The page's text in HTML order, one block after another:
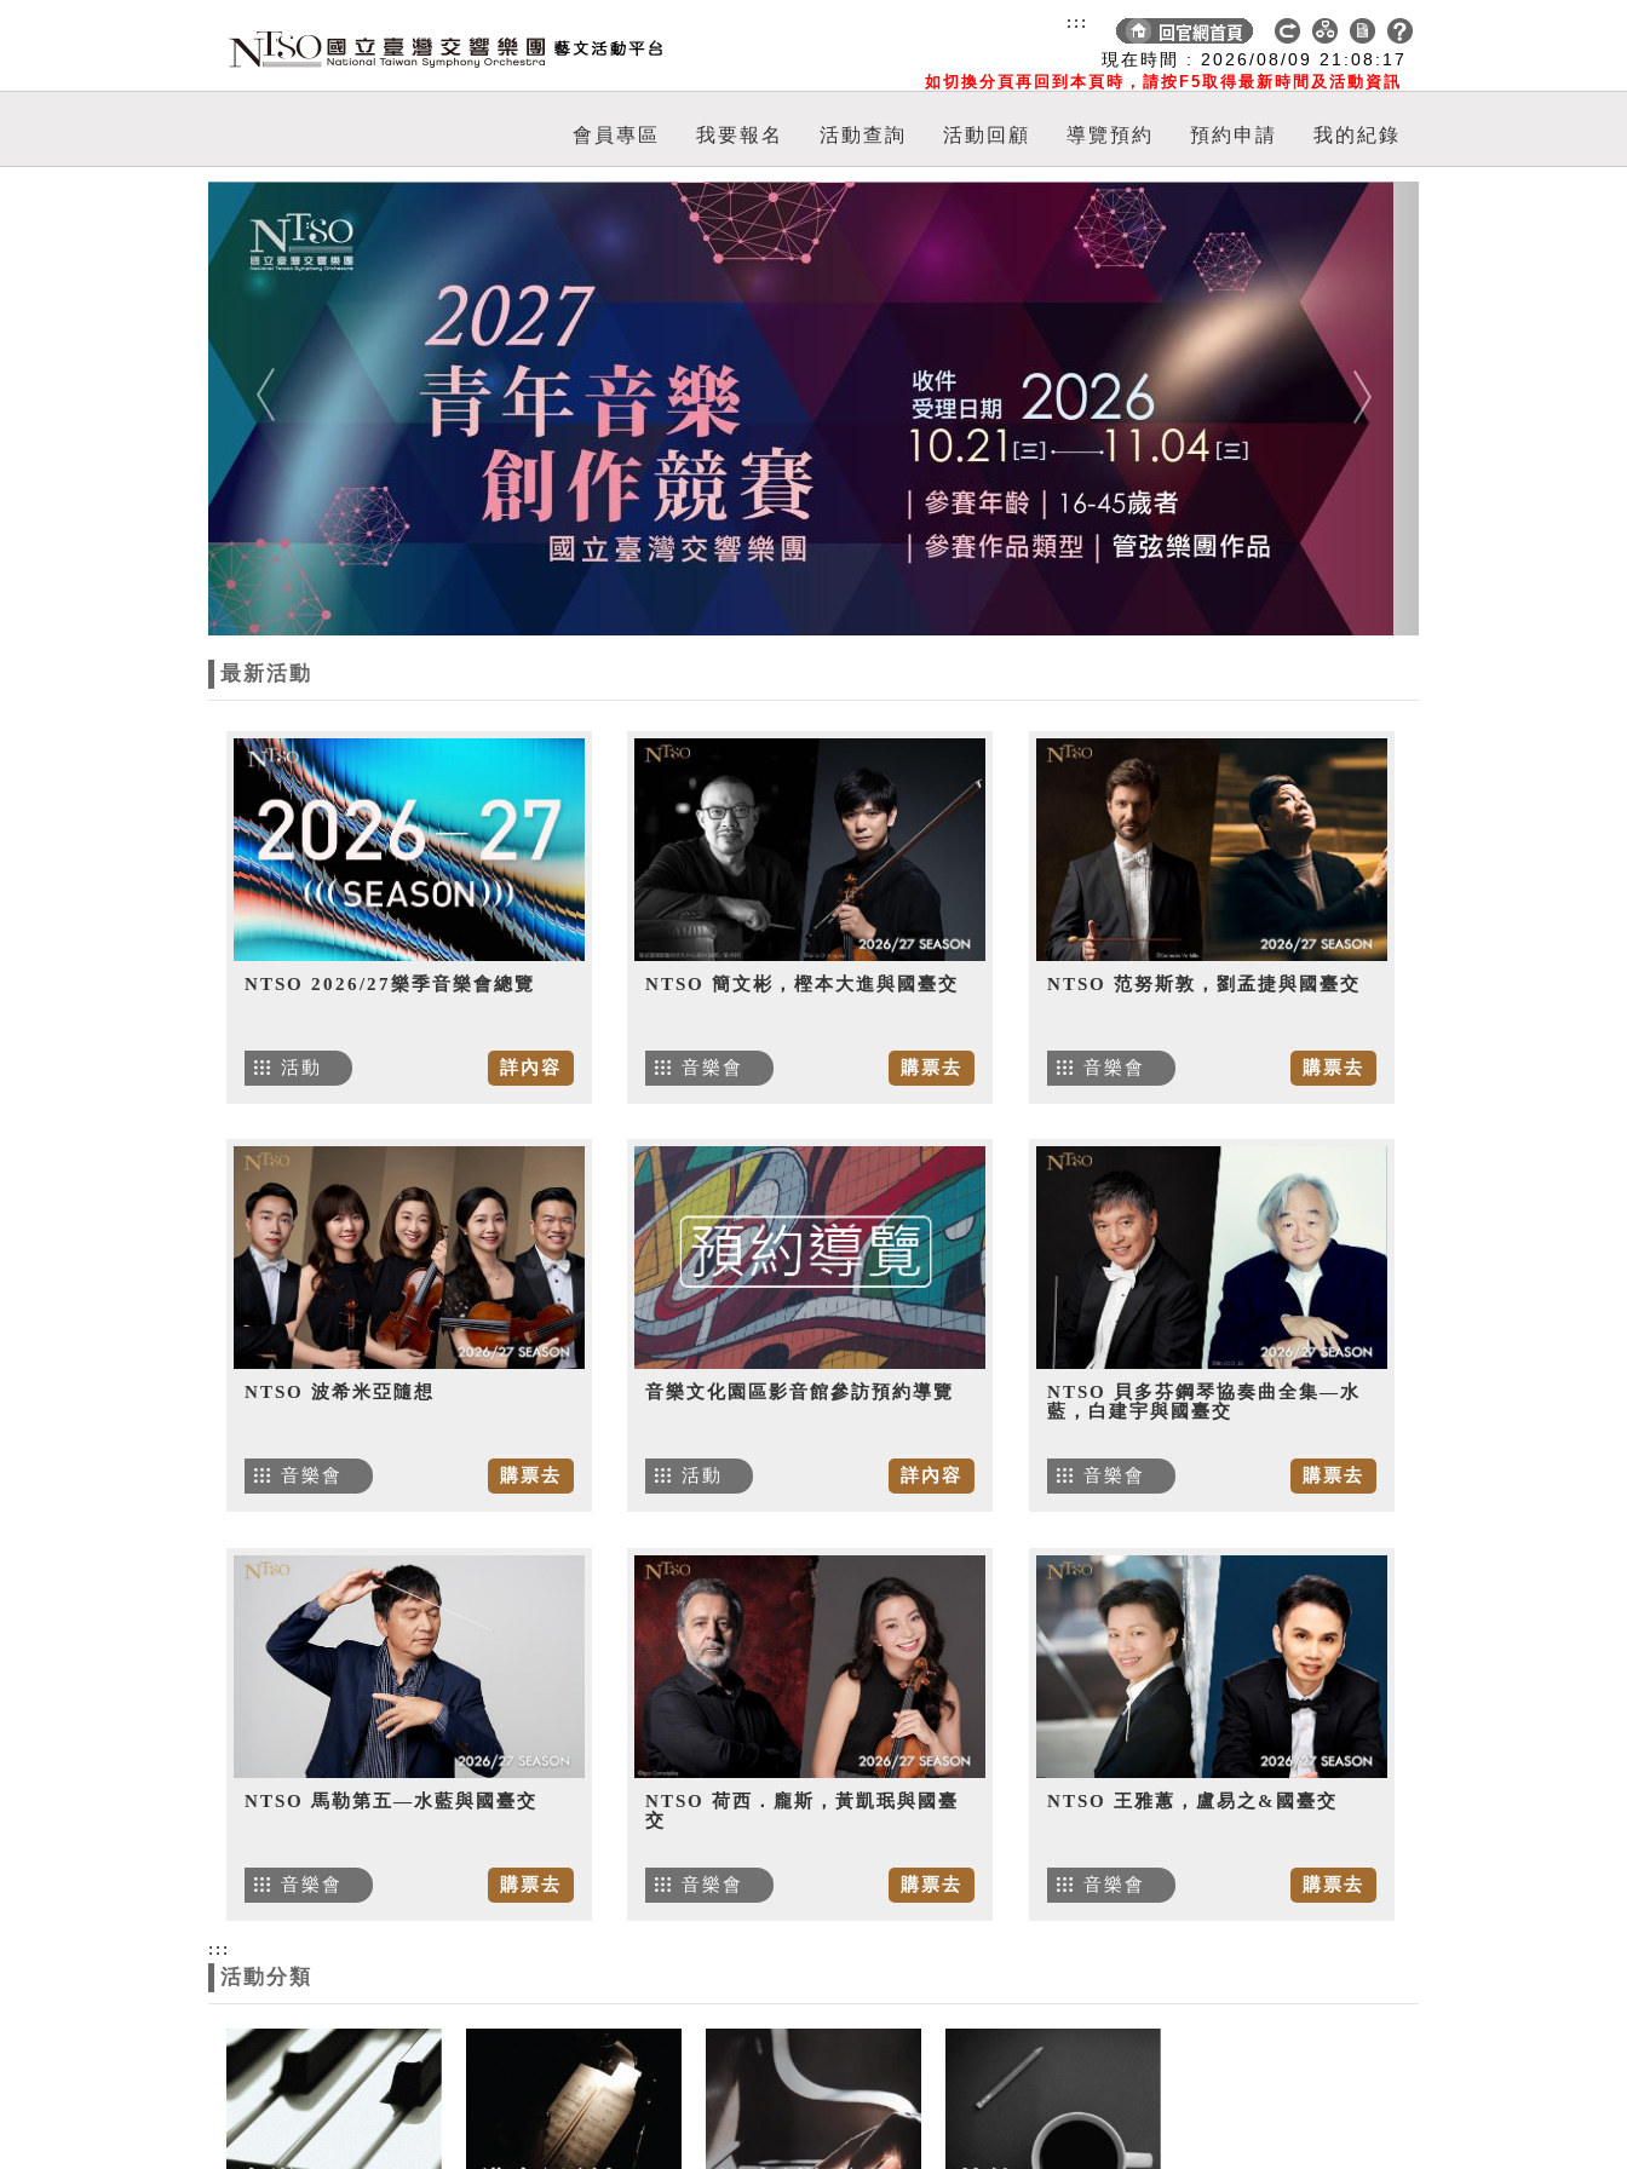
現在時間 : 2026/08/09 21:08:18
如切換分頁再回到本頁時，請按F5取得最新時間及活動資訊
:::
會員專區 我要報名 活動查詢 活動回顧 導覽預約 預約申請 我的紀錄
Previous Next
最新活動
NTSO 2026/27樂季音樂會總覽
詳內容
活動
NTSO 簡文彬，樫本大進與國臺交
購票去
音樂會
NTSO 范努斯敦，劉孟捷與國臺交
購票去
音樂會
NTSO 波希米亞隨想
購票去
音樂會
音樂文化園區影音館參訪預約導覽
詳內容
活動
NTSO 貝多芬鋼琴協奏曲全集—水
藍，白建宇與國臺交
購票去
音樂會
NTSO 馬勒第五—水藍與國臺交
購票去
音樂會
NTSO 荷西．龐斯，黃凱珉與國臺
交
購票去
音樂會
NTSO 王雅蕙，盧易之&國臺交
購票去
音樂會
:::
活動分類